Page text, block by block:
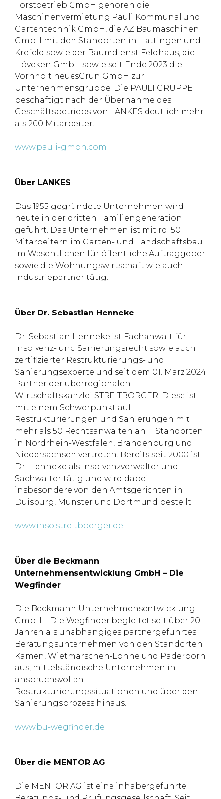
Forstbetrieb GmbH gehören die
Maschinenvermietung Pauli Kommunal und
Gartentechnik GmbH, die AZ Baumaschinen
GmbH mit den Standorten in Hattingen und
Krefeld sowie der Baumdienst Feldhaus, die
Höveken GmbH sowie seit Ende 2023 die
Vornholt neuesGrün GmbH zur
Unternehmensgruppe. Die PAULI GRUPPE
beschäftigt nach der Übernahme des
Geschäftsbetriebs von LANKES deutlich mehr
als 200 Mitarbeiter.
www.pauli-gmbh.com
Über LANKES
Das 1955 gegründete Unternehmen wird
heute in der dritten Familiengeneration
geführt. Das Unternehmen ist mit rd. 50
Mitarbeitern im Garten- und Landschaftsbau
im Wesentlichen für öffentliche Auftraggeber
sowie die Wohnungswirtschaft wie auch
Industriepartner tätig.
Über Dr. Sebastian Henneke
Dr. Sebastian Henneke ist Fachanwalt für
Insolvenz- und Sanierungsrecht sowie auch
zertifizierter Restrukturierungs- und
Sanierungsexperte und seit dem 01. März 2024
Partner der überregionalen
Wirtschaftskanzlei STREITBÖRGER. Diese ist
mit einem Schwerpunkt auf
Restrukturierungen und Sanierungen mit
mehr als 50 Rechtsanwälten an 11 Standorten
in Nordrhein-Westfalen, Brandenburg und
Niedersachsen vertreten. Bereits seit 2000 ist
Dr. Henneke als Insolvenzverwalter und
Sachwalter tätig und wird dabei
insbesondere von den Amtsgerichten in
Duisburg, Münster und Dortmund bestellt.
www.inso.streitboerger.de
Über die Beckmann
Unternehmensentwicklung GmbH – Die
Wegfinder
Die Beckmann Unternehmensentwicklung
GmbH – Die Wegfinder begleitet seit über 20
Jahren als unabhängiges partnergeführtes
Beratungsunternehmen von den Standorten
Kamen, Wietmarschen-Lohne und Paderborn
aus, mittelständische Unternehmen in
anspruchsvollen
Restrukturierungssituationen und über den
Sanierungsprozess hinaus.
www.bu-wegfinder.de
Über die MENTOR AG
Die MENTOR AG ist eine inhabergeführte